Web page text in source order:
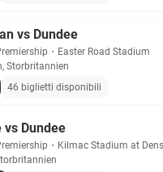
vs Dundee
・ Easter Road Stadium
Storbritannien
46 biglietti disponibili
vs Dundee
・ Kilmac Stadium at